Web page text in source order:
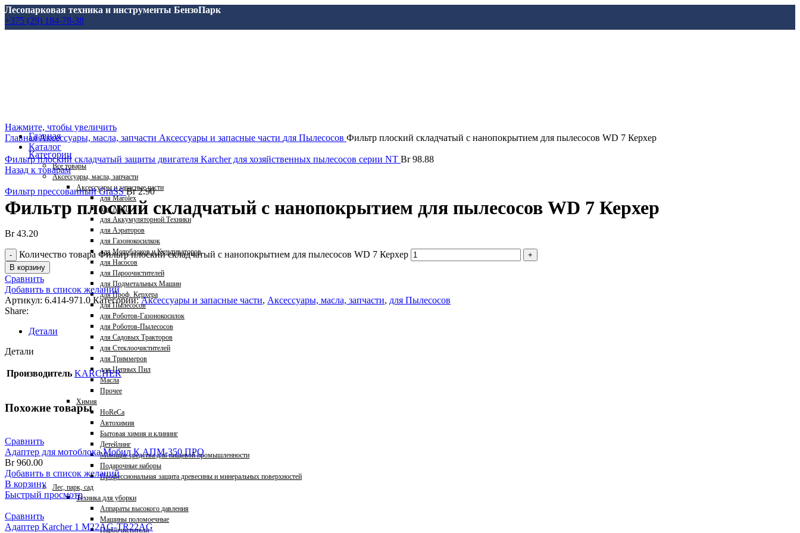
Лесопарковая техника и инструменты БензоПарк
+375 (29) 184-78-38
Главная
Каталог
Категории
Всетовары
Аксессуары, масла, запчасти
Аксессуары и запасные части
для Marolex
для АВД
для Аккумуляторной Техники
для Аэраторов
для Газонокосилкок
для Мотоблоков и Культиваторов
для Насосов
для Пароочистителей
для Подметальных Машин
для Проф. Керхера
для Пылесосов
для Роботов-Газонокосилок
для Роботов-Пылесосов
для Садовых Тракторов
для Стеклоочистителей
для Триммеров
для Цепных Пил
Масла
Прочее
Химия
HoReCa
Автохимия
Бытовая химия и клининг
Детейлинг
Моющие средства для пищевой промышленности
Подарочные наборы
Профессиональная защита древесины и минеральных поверхностей
Лес, парк, сад
Техника для уборки
Аппараты высокого давления
Машины поломоечные
Пароочистители
Нажмите, чтобы увеличить
ГлавнаяАксессуары, масла, запчасти Аксессуары и запасные части для Пылесосов Фильтр плоский складчатый с нанопокрытием для пылесосов WD 7 Керхер
Фильтр плоский складчатый защиты двигателя Karcher для хозяйственных пылесосов серии NT Br98.88
Назад к товарам
Фильтр прессованный GraSSBr2.90
Фильтр плоский складчатый с нанопокрытием для пылесосов WD 7 Керхер
Br43.20
Количество товара Фильтр плоский складчатый с нанопокрытием для пылесосов WD 7 Керхер
В корзину
Сравнить
Добавить в список желаний
Артикул: 6.414-971.0 Категории: Аксессуары и запасные части, Аксессуары, масла, запчасти, для Пылесосов
Share:
Детали
Детали
Производитель KARCHER
Похожие товары
Сравнить
Адаптер для мотоблока Мобил К АПМ-350 ПРО
Br960.00
Добавить в список желаний
В корзину
Быстрый просмотр
Сравнить
Адаптер Karcher 1 M22AG-TR22AG